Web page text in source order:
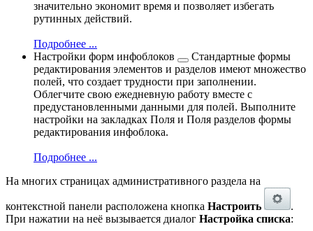
значительно экономит время и позволяет избегать
рутинных действий.
Подробнее ...
Настройки форм инфоблоков
Стандартные формы
редактирования элементов и разделов имеют множество
полей, что создает трудности при заполнении.
Облегчите свою ежедневную работу вместе с
предустановленными данными для полей. Выполните
настройки на закладках Поля и Поля разделов формы
редактирования инфоблока.
Подробнее ...
На многих страницах административного раздела на
контекстной панели расположена кнопка Настроить
.
При нажатии на неё вызывается диалог Настройка списка: